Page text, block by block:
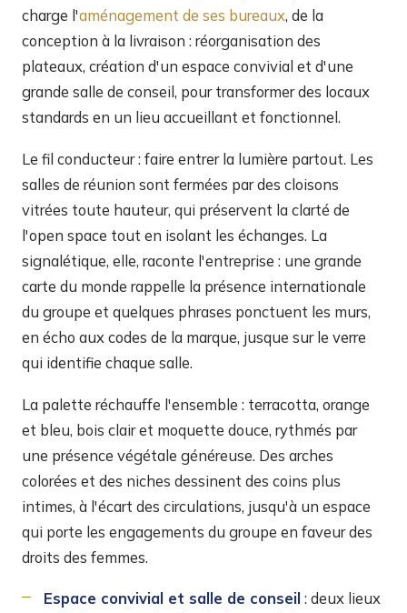
charge l'aménagement de ses bureaux, de la
conception à la livraison : réorganisation des
plateaux, création d'un espace convivial et d'une
grande salle de conseil, pour transformer des locaux
standards en un lieu accueillant et fonctionnel.
Le fil conducteur : faire entrer la lumière partout. Les
salles de réunion sont fermées par des cloisons
vitrées toute hauteur, qui préservent la clarté de
l'open space tout en isolant les échanges. La
signalétique, elle, raconte l'entreprise : une grande
carte du monde rappelle la présence internationale
du groupe et quelques phrases ponctuent les murs,
en écho aux codes de la marque, jusque sur le verre
qui identifie chaque salle.
La palette réchauffe l'ensemble : terracotta, orange
et bleu, bois clair et moquette douce, rythmés par
une présence végétale généreuse. Des arches
colorées et des niches dessinent des coins plus
intimes, à l'écart des circulations, jusqu'à un espace
qui porte les engagements du groupe en faveur des
droits des femmes.
Espace convivial et salle de conseil : deux lieux